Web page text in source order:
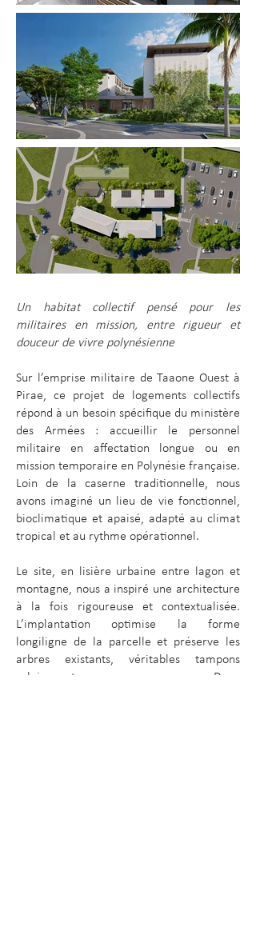
Un habitat collectif pensé pour les
militaires en mission, entre rigueur et
douceur de vivre polynésienne
Sur l’emprise militaire de Taaone Ouest à
Pirae, ce projet de logements collectifs
répond à un besoin spécifique du ministère
des Armées : accueillir le personnel
militaire en affectation longue ou en
mission temporaire en Polynésie française.
Loin de la caserne traditionnelle, nous
avons imaginé un lieu de vie fonctionnel,
bioclimatique et apaisé, adapté au climat
tropical et au rythme opérationnel.
Le site, en lisière urbaine entre lagon et
montagne, nous a inspiré une architecture
à la fois rigoureuse et contextualisée.
L’implantation optimise la forme
longiligne de la parcelle et préserve les
arbres existants, véritables tampons
solaires et marqueurs paysagers. Deux